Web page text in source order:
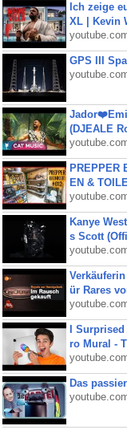
Ich zeige
XL | Kevin
GPS III
(DJEALE
PREPPER
EN &
Kanye
s Scott
ür Rares
I
ro Mural -
Das